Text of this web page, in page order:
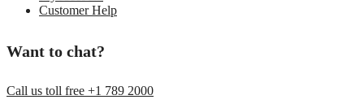
Customer Help
Want to chat?
Call us toll free +1 789 2000